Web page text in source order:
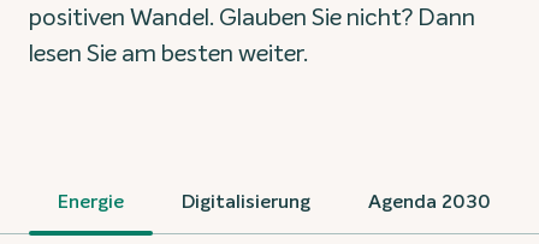
positiven Wandel. Glauben Sie nicht? Dann
lesen Sie am besten weiter.
Energie Digitalisierung Agenda 2030